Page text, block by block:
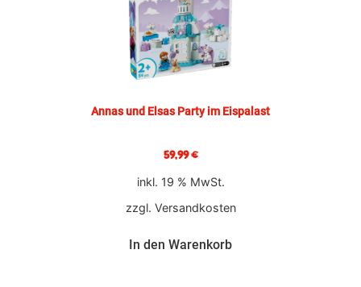
Annas und Elsas Party im Eispalast
59,99€
inkl. 19 % MwSt.
zzgl. Versandkosten
In den Warenkorb